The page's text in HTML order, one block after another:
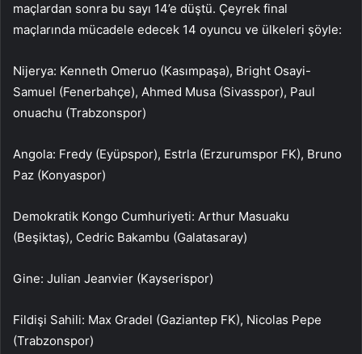
maçlardan sonra bu sayı 14’e düştü. Çeyrek final
maçlarında mücadele edecek 14 oyuncu ve ülkeleri şöyle:
Nijerya: Kenneth Omeruo (Kasımpaşa), Bright Osayi-
Samuel (Fenerbahçe), Ahmed Musa (Sivasspor), Paul
onuachu (Trabzonspor)
Angola: Fredy (Eyüpspor), Estrla (Erzurumspor FK), Bruno
Paz (Konyaspor)
Demokratik Kongo Cumhuriyeti: Arthur Masuaku
(Beşiktaş), Cedric Bakambu (Galatasaray)
Gine: Julian Jeanvier (Kayserispor)
Fildişi Sahili: Max Gradel (Gaziantep FK), Nicolas Pepe
(Trabzonspor)